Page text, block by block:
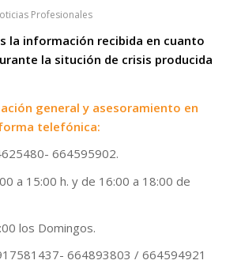
Profesionales
la información recibida en cuanto
la situción de crisis producida
general y asesoramiento en
telefónica:
664595902.
a 15:00 h. y de 16:00 a 18:00 de
los Domingos.
664893803 / 664594921